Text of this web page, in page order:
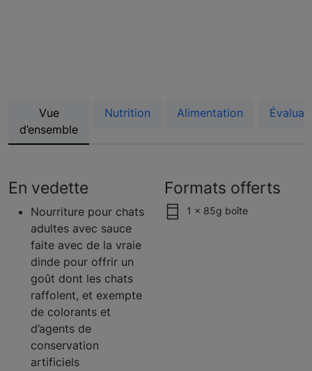
Vue
d’ensemble
Nutrition Alimentation
En vedette
Nourriture pour chats
adultes avec sauce
faite avec de la vraie
dinde pour offrir un
goût dont les chats
raffolent, et exempte
de colorants et
d’agents de
conservation
artificiels
Formats offerts
1 x 85g boîte